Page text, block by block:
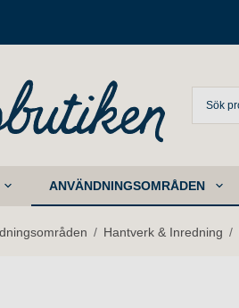
ANVÄNDNINGSOMRÅDEN
/ Hantverk & Inredning /